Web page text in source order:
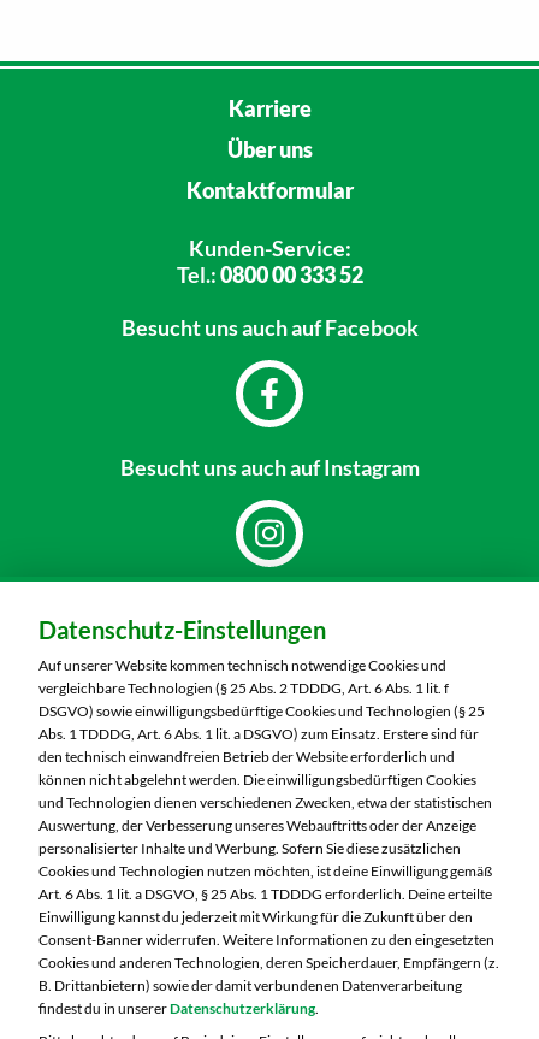
Karriere
Über uns
Kontaktformular
Kunden-Service:
Tel.:0800 00 333 52
Besucht unsauch auf Facebook
Besucht unsauch auf Instagram
MARKTKAUF Nürnberg-Thon
Wilhelmshavener Straße 15
90425 Nürnberg
Telefon:0911 93460
Markt ändern
Öffnungszeiten diese Woche:
Mo:
07:00 – 20:00 Uhr
Di:
07:00 – 20:00 Uhr
Mi:
07:00 – 20:00 Uhr
Do:
07:00 – 20:00 Uhr
Fr:
07:00 – 20:00 Uhr
Datenschutz-Einstellungen
Auf unserer Website kommen technisch notwendige Cookies und
vergleichbare Technologien (§ 25 Abs. 2 TDDDG, Art. 6 Abs. 1 lit. f
DSGVO) sowie einwilligungsbedürftige Cookies und Technologien (§ 25
Abs. 1 TDDDG, Art. 6 Abs. 1 lit. a DSGVO) zum Einsatz. Erstere sind für
den technisch einwandfreien Betrieb der Website erforderlich und
können nicht abgelehnt werden. Die einwilligungsbedürftigen Cookies
und Technologien dienen verschiedenen Zwecken, etwa der statistischen
Auswertung, der Verbesserung unseres Webauftritts oder der Anzeige
personalisierter Inhalte und Werbung. Sofern Sie diese zusätzlichen
Cookies und Technologien nutzen möchten, ist deine Einwilligung gemäß
Art. 6 Abs. 1 lit. a DSGVO, § 25 Abs. 1 TDDDG erforderlich. Deine erteilte
Einwilligung kannst du jederzeit mit Wirkung für die Zukunft über den
Consent-Banner widerrufen. Weitere Informationen zu den eingesetzten
Cookies und anderen Technologien, deren Speicherdauer, Empfängern (z.
B. Drittanbietern) sowie der damit verbundenen Datenverarbeitung
findest du in unsererDatenschutzerklärung.